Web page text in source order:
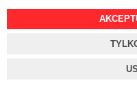
2025 © Wszelkie